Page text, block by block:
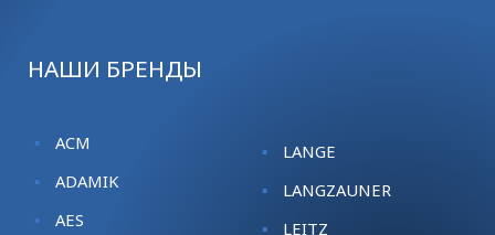
НАШИ БРЕНДЫ
ACM
ADAMIK
AES
LANGE
LANGZAUNER
LEITZ